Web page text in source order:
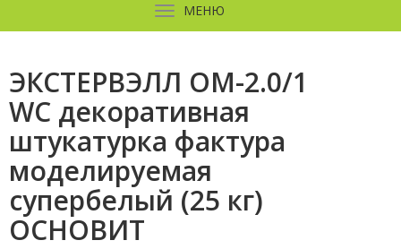
МЕНЮ
ЭКСТЕРВЭЛЛ OM-2.0/1
WC декоративная
штукатурка фактура
моделируемая
супербелый (25 кг)
ОСНОВИТ